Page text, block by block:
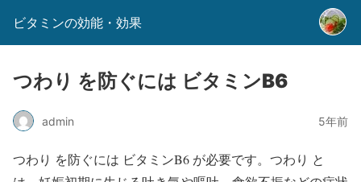
ビタミンの効能・効果
つわり を防ぐには ビタミンB6
admin 5年前
つわり を防ぐには ビタミンB6 が必要です。つわり と